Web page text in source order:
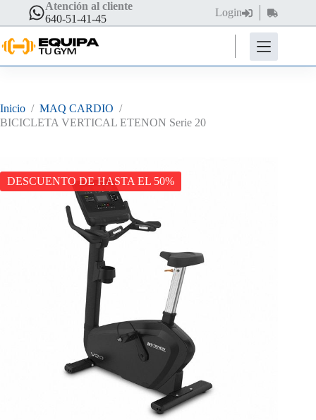
contenido
Atención al cliente
640-51-41-45
Login
Carro
de
compra
Inicio / MAQ CARDIO /
BICICLETA VERTICAL ETENON Serie 20
DESCUENTO DE HASTA EL 50%